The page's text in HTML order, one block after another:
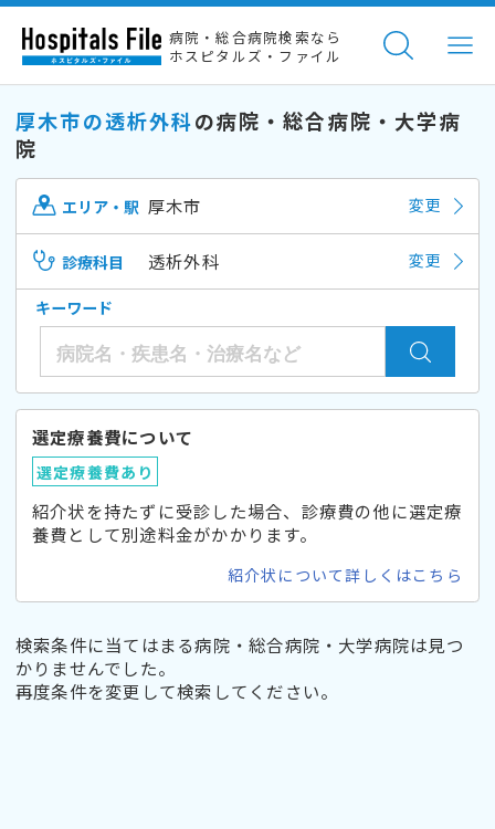
病院・総合病院検索なら
ホスピタルズ・ファイル
厚木市の透析外科の病院・総合病院・大学病
院
エリア・駅 厚木市 変更
診療科目 透析外科 変更
キーワード
選定療養費について
選定療養費あり
紹介状を持たずに受診した場合、診療費の他に選定療
養費として別途料金がかかります。
紹介状について詳しくはこちら
検索条件に当てはまる病院・総合病院・大学病院は見つ
かりませんでした。
再度条件を変更して検索してください。